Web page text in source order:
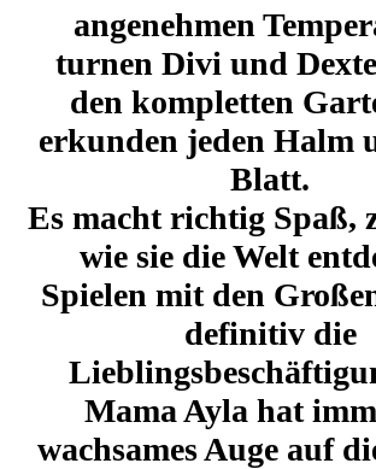
angenehmen
turnen Divi und
den kompletten
erkunden jeden Halm
Blatt.
Es macht richtig Spaß,
wie sie die Welt
Spielen mit den
definitiv die
Mama Ayla hat
wachsames Auge auf